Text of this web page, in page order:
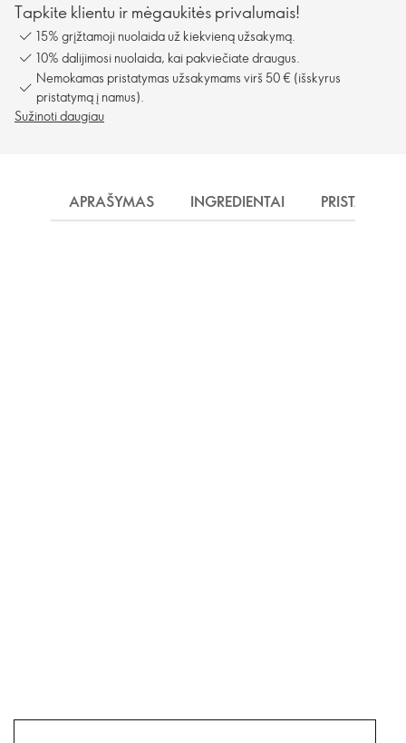
Tapkite klientu ir mėgaukitės privalumais!
15% grįžtamoji nuolaida už kiekvieną užsakymą.
10% dalijimosi nuolaida, kai pakviečiate draugus.
Nemokamas pristatymas užsakymams virš 50 € (išskyrus
pristatymą į namus).
Sužinoti daugiau
APRAŠYMAS INGREDIENTAI